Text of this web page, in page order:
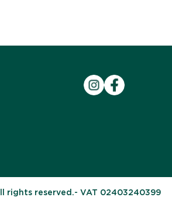
rights reserved.- VAT 02403240399